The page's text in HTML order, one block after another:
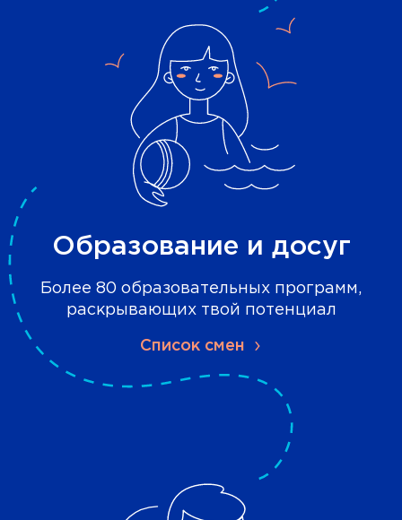
Образование и досуг
Более 80 образовательных программ,
раскрывающих твой потенциал
Список смен